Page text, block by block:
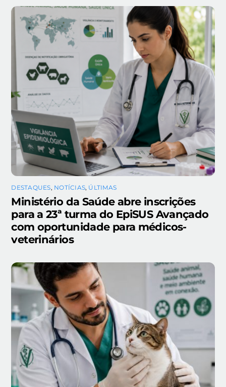
DESTAQUES, NOTÍCIAS, ÚLTIMAS
Ministério da Saúde abre inscrições
para a 23ª turma do EpiSUS Avançado
com oportunidade para médicos-
veterinários